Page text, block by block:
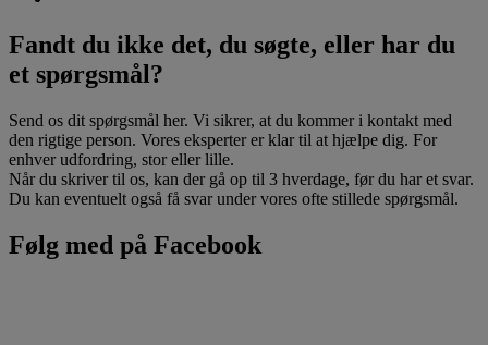
Fandt du ikke det, du søgte, eller har du
et spørgsmål?
Send os dit spørgsmål her. Vi sikrer, at du kommer i kontakt med
den rigtige person. Vores eksperter er klar til at hjælpe dig. For
enhver udfordring, stor eller lille.
Når du skriver til os, kan der gå op til 3 hverdage, før du har et svar.
Du kan eventuelt også få svar under vores ofte stillede spørgsmål.
Følg med på Facebook